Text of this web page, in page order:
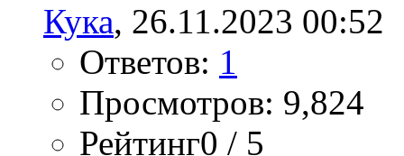
Кука, 26.11.2023 00:52
Ответов: 1
Просмотров: 9,824
Рейтинг0 / 5